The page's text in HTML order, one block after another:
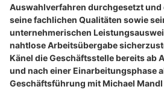
Auswahlverfahren durchgesetzt und
seine fachlichen Qualitäten sowie
unternehmerischen
nahtlose Arbeitsübergabe
Känel die Geschäftsstelle bereits ab
und nach einer Einarbeitungsphase
Geschäftsführung mit Michael